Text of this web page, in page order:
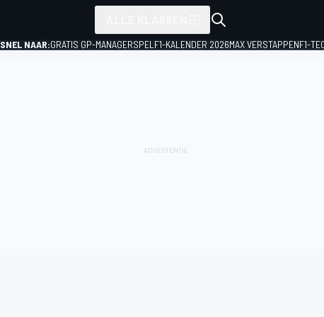
SNEL NAAR:GRATIS GP-MANAGERSPEL F1-KALENDER 2026MAX VERSTAPPENF1-